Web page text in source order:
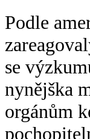
Podle
se
nynějška
orgánům